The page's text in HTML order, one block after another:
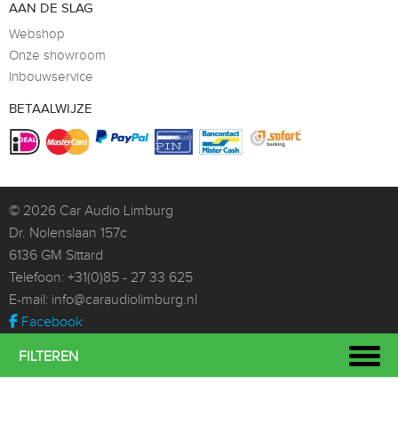
FILTEREN
AAN DE SLAG
Webshop
Onze showroom
Inbouwservice
BETAALWIJZE
© 2026 Car Audio Limburg
Dr. Nolenslaan 157c
6136 GM Sittard
Telefoon: +31(0)85 - 27 33 625
E-mail: info@caraudiolimburg.nl
Facebook
Instagram